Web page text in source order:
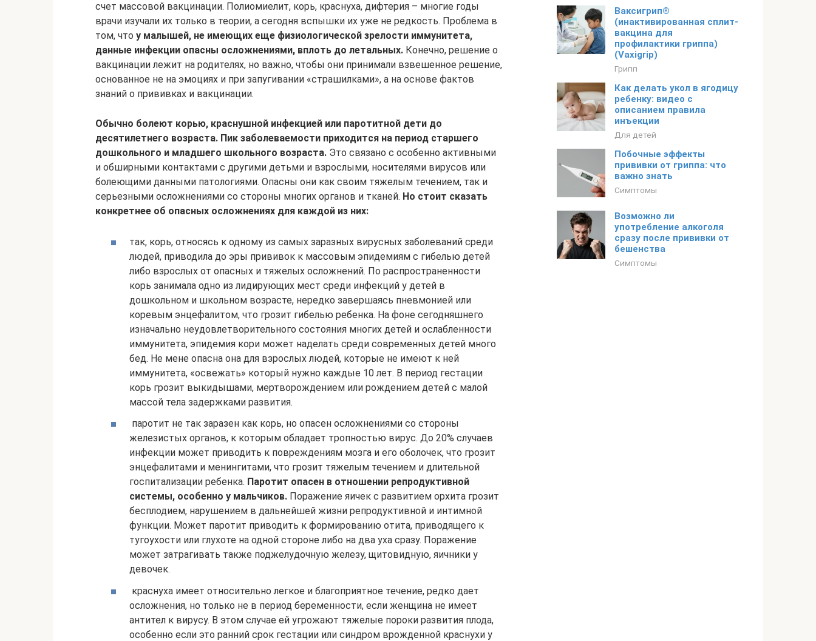
счет массовой вакцинации. Полиомиелит, корь, краснуха, дифтерия – многие годы
врачи изучали их только в теории, а сегодня вспышки их уже не редкость. Проблема в
том, что у малышей, не имеющих еще физиологической зрелости иммунитета,
данные инфекции опасны осложнениями, вплоть до летальных. Конечно, решение о
вакцинации лежит на родителях, но важно, чтобы они принимали взвешенное решение,
основанное не на эмоциях и при запугивании «страшилками», а на основе фактов
знаний о прививках и вакцинации.
Обычно болеют корью, краснушной инфекцией или паротитной дети до
десятилетнего возраста. Пик заболеваемости приходится на период старшего
дошкольного и младшего школьного возраста. Это связано с особенно активными
и обширными контактами с другими детьми и взрослыми, носителями вирусов или
болеющими данными патологиями. Опасны они как своим тяжелым течением, так и
серьезными осложнениями со стороны многих органов и тканей. Но стоит сказать
конкретнее об опасных осложнениях для каждой из них:
так, корь, относясь к одному из самых заразных вирусных заболеваний среди
людей, приводила до эры прививок к массовым эпидемиям с гибелью детей
либо взрослых от опасных и тяжелых осложнений. По распространенности
корь занимала одно из лидирующих мест среди инфекций у детей в
дошкольном и школьном возрасте, нередко завершаясь пневмонией или
коревым энцефалитом, что грозит гибелью ребенка. На фоне сегодняшнего
изначально неудовлетворительного состояния многих детей и ослабленности
иммунитета, эпидемия кори может наделать среди современных детей много
бед. Не мене опасна она для взрослых людей, которые не имеют к ней
иммунитета, «освежать» который нужно каждые 10 лет. В период гестации
корь грозит выкидышами, мертворождением или рождением детей с малой
массой тела задержками развития.
паротит не так заразен как корь, но опасен осложнениями со стороны
железистых органов, к которым обладает тропностью вирус. До 20% случаев
инфекции может приводить к повреждениям мозга и его оболочек, что грозит
энцефалитами и менингитами, что грозит тяжелым течением и длительной
госпитализации ребенка. Паротит опасен в отношении репродуктивной
системы, особенно у мальчиков. Поражение яичек с развитием орхита грозит
бесплодием, нарушением в дальнейшей жизни репродуктивной и интимной
функции. Может паротит приводить к формированию отита, приводящего к
тугоухости или глухоте на одной стороне либо на два уха сразу. Поражение
может затрагивать также поджелудочную железу, щитовидную, яичники у
девочек.
краснуха имеет относительно легкое и благоприятное течение, редко дает
осложнения, но только не в период беременности, если женщина не имеет
антител к вирусу. В этом случае ей угрожают тяжелые пороки развития плода,
особенно если это ранний срок гестации или синдром врожденной краснухи у
Ваксигрип®
(инактивированная сплит-
вакцина для
профилактики гриппа)
(Vaxigrip)
Грипп
Как делать укол в ягодицу
ребенку: видео с
описанием правила
инъекции
Для детей
Побочные эффекты
прививки от гриппа: что
важно знать
Симптомы
Возможно ли
употребление алкоголя
сразу после прививки от
бешенства
Симптомы